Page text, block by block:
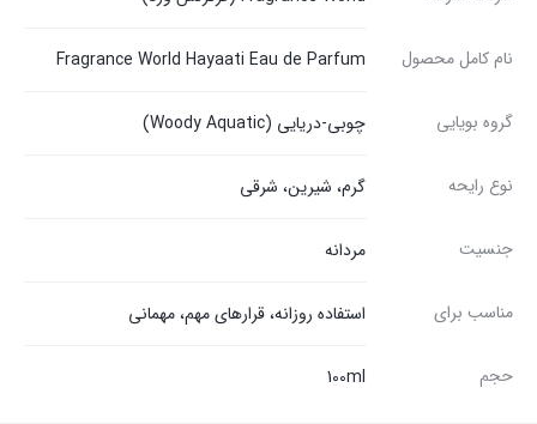
نام کامل محصول Fragrance World Hayaati Eau de Parfum
گروه بویایی چوبی-دریایی (Woody Aquatic)
نوع رایحه گرم، شیرین، شرقی
جنسیت مردانه
مناسب برای استفاده روزانه، قرارهای مهم، مهمانی
حجم 100ml